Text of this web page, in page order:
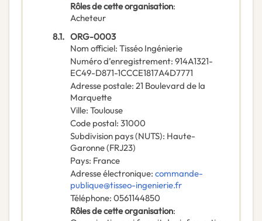
Rôles de cette organisation:
Acheteur
8.1. ORG-0003
Nom officiel: Tisséo Ingénierie
Numéro d’enregistrement: 914A1321-
EC49-D871-1CCCE1817A4D7771
Adresse postale: 21 Boulevard de la
Marquette
Ville: Toulouse
Code postal: 31000
Subdivision pays (NUTS): Haute-
Garonne(FRJ23)
Pays: France
Adresse électronique: commande-
publique@tisseo-ingenierie.fr
Téléphone: 0561144850
Rôles de cette organisation: